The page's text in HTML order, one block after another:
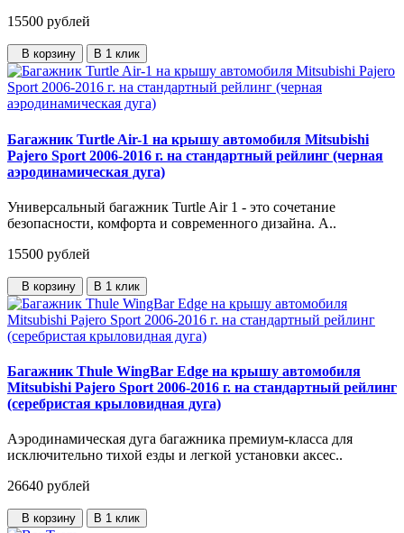
15500 рублей
В корзину В 1 клик
Багажник Turtle Air-1 на крышу автомобиля Mitsubishi
Pajero Sport 2006-2016 г. на стандартный рейлинг (черная
аэродинамическая дуга)
Универсальный багажник Turtle Air 1 - это сочетание
безопасности, комфорта и современного дизайна. А..
15500 рублей
В корзину В 1 клик
Багажник Thule WingBar Edge на крышу автомобиля
Mitsubishi Pajero Sport 2006-2016 г. на стандартный рейлинг
(серебристая крыловидная дуга)
Аэродинамическая дуга багажника премиум-класса для
исключительно тихой езды и легкой установки аксес..
26640 рублей
В корзину В 1 клик